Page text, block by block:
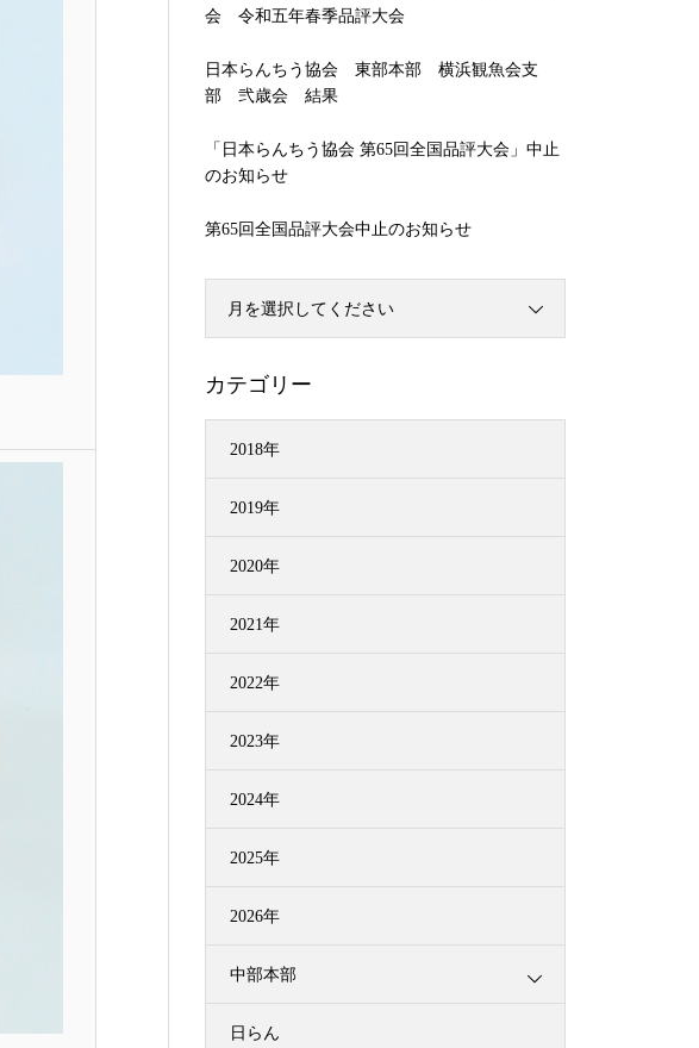
会 令和五年春季品評大会
日本らんちう協会 東部本部 横浜観魚会支
部 弐歳会 結果
「日本らんちう協会 第65回全国品評大会」中止
のお知らせ
第65回全国品評大会中止のお知らせ
月を選択してください
カテゴリー
2018年
2019年
2020年
2021年
2022年
2023年
2024年
2025年
2026年
中部本部
日らん